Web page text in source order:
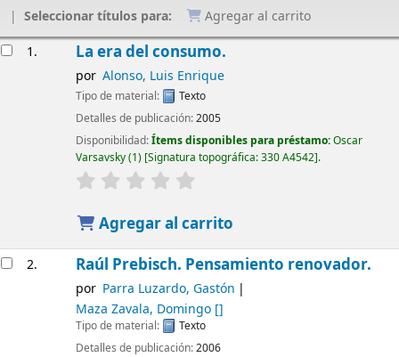
Seleccionar títulos para:
Agregar al carrito
1. La era del consumo.
por Alonso, Luis Enrique
Tipo de material:
Texto
Detalles de publicación:2005
Disponibilidad:Ítems disponibles para préstamo:Oscar
Varsavsky(1) Signatura topográfica:330 A4542 .
Agregar al carrito
2. Raúl Prebisch. Pensamiento renovador.
por Parra Luzardo, Gastón
Maza Zavala, Domingo[]
Tipo de material:
Texto
Detalles de publicación:2006